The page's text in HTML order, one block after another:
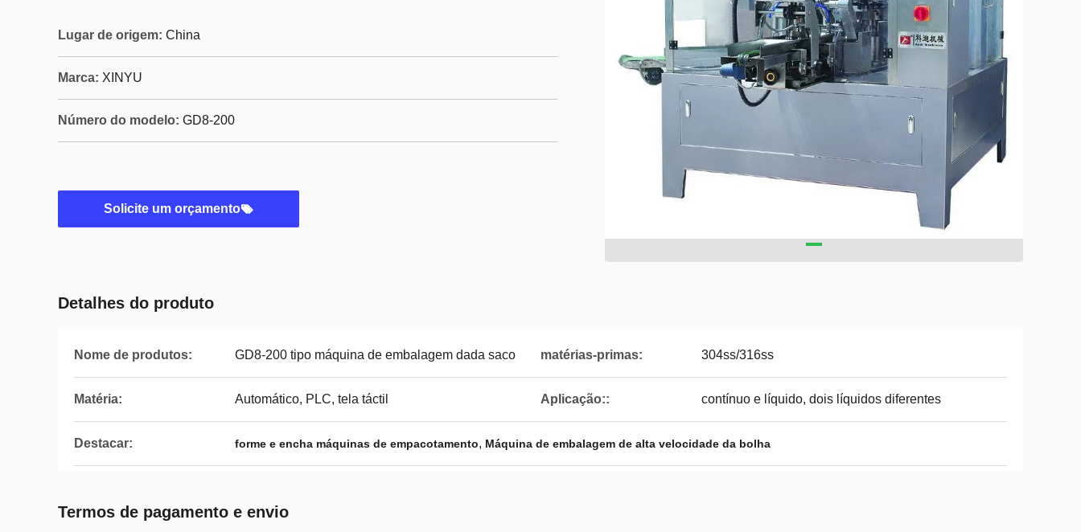
Lugar de origem: China
Marca: XINYU
Número do modelo: GD8-200
Solicite um orçamento
Detalhes do produto
Nome de produtos: GD8-200 tipo máquina de embalagem dada saco matérias-primas: 304ss/316ss
Matéria: Automático, PLC, tela táctil Aplicação:: contínuo e líquido, dois líquidos diferentes
Destacar: forme e encha máquinas de empacotamento, Máquina de embalagem de alta velocidade da bolha
Termos de pagamento e envio